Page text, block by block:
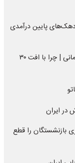
پایین درآمدی
ماجرای جهش میلیونی قیمت گوشت ۴ هزار تومانی | چرا با افت ۳۰
در ایران
بازنشستگان را قطع